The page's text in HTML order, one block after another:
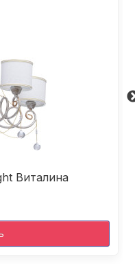
Виталина